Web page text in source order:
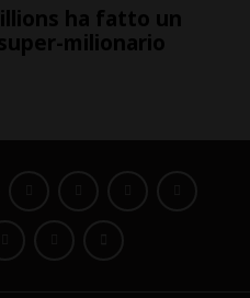
ha fatto un
milionario